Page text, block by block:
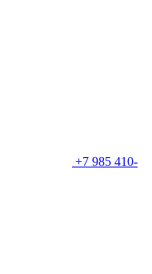
+7 985 410-